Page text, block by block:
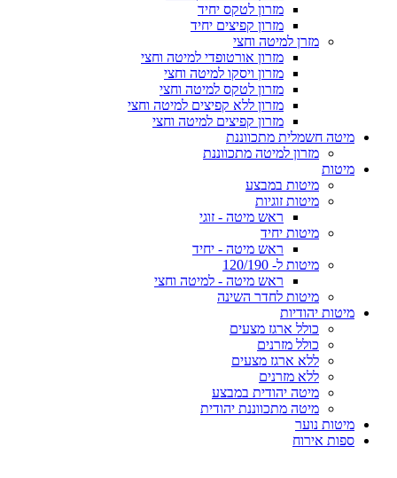
מזרון לטקס יחיד
מזרון קפיצים יחיד
מזרן למיטה וחצי
מזרון אורטופדי למיטה וחצי
מזרון ויסקו למיטה וחצי
מזרון לטקס למיטה וחצי
מזרון ללא קפיצים למיטה וחצי
מזרון קפיצים למיטה וחצי
מיטה חשמלית מתכווננת
מזרון למיטה מתכווננת
מיטות
מיטות במבצע
מיטות זוגיות
ראש מיטה - זוגי
מיטות יחיד
ראש מיטה - יחיד
מיטות ל- 120/190
ראש מיטה - למיטה וחצי
מיטות לחדר השינה
מיטות יהודיות
כולל ארגז מצעים
כולל מזרנים
ללא ארגז מצעים
ללא מזרנים
מיטה יהודית במבצע
מיטה מתכווננת יהודית
מיטות נוער
ספות אירוח